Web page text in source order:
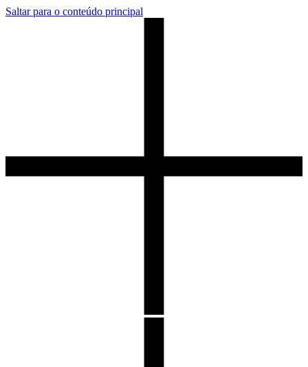
Saltar para o conteúdo principal